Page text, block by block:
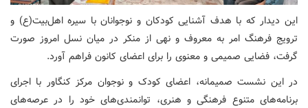
این دیدار که با هدف آشنایی کودکان و نوجوانان با سیره اهل‌بیت(ع) و
ترویج فرهنگ امر به معروف و نهی از منکر در میان نسل امروز صورت
گرفت، فضایی صمیمی و معنوی را برای اعضای کانون فراهم آورد.
در این نشست صمیمانه، اعضای کودک و نوجوان مرکز کنگاور با اجرای
برنامه‌های متنوع فرهنگی و هنری، توانمندی‌های خود را در عرصه‌های